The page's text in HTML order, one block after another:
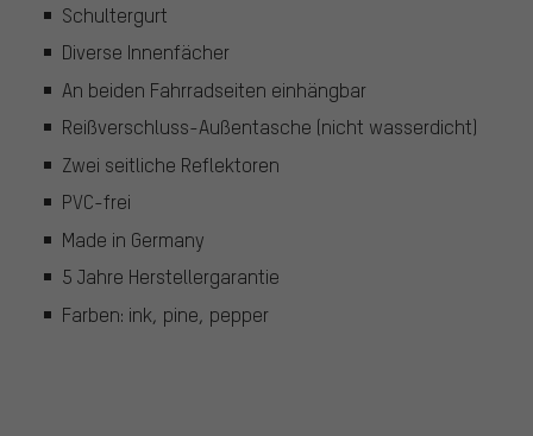
Schultergurt
Diverse Innenfächer
An beiden Fahrradseiten einhängbar
Reißverschluss-Außentasche (nicht wasserdicht)
Zwei seitliche Reflektoren
PVC-frei
Made in Germany
5 Jahre Herstellergarantie
Farben: ink, pine, pepper